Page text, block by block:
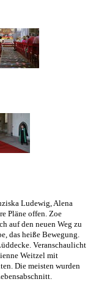
Ludewig, Alena
Pläne offen. Zoe
auf den neuen Weg zu
das heiße Bewegung.
Veranschaulicht
Weitzel mit
Die meisten wurden